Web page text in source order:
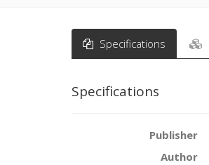
Specifications
Specifications
Publisher
Author